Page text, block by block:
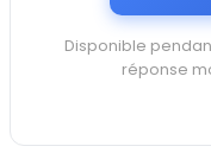
Disponible
réponse